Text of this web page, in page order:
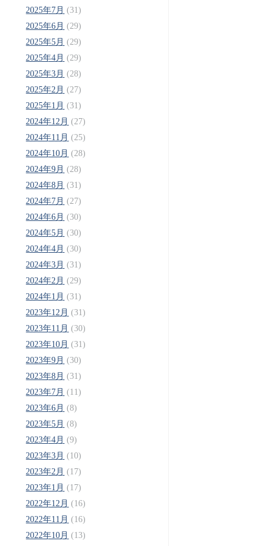
2025年7月 (31)
2025年6月 (29)
2025年5月 (29)
2025年4月 (29)
2025年3月 (28)
2025年2月 (27)
2025年1月 (31)
2024年12月 (27)
2024年11月 (25)
2024年10月 (28)
2024年9月 (28)
2024年8月 (31)
2024年7月 (27)
2024年6月 (30)
2024年5月 (30)
2024年4月 (30)
2024年3月 (31)
2024年2月 (29)
2024年1月 (31)
2023年12月 (31)
2023年11月 (30)
2023年10月 (31)
2023年9月 (30)
2023年8月 (31)
2023年7月 (11)
2023年6月 (8)
2023年5月 (8)
2023年4月 (9)
2023年3月 (10)
2023年2月 (17)
2023年1月 (17)
2022年12月 (16)
2022年11月 (16)
2022年10月 (13)